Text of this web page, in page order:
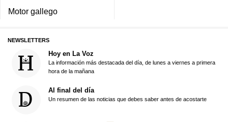
Motor gallego
NEWSLETTERS
Hoy en La Voz
La información más destacada del día, de lunes a viernes a primera
hora de la mañana
Al final del día
Un resumen de las noticias que debes saber antes de acostarte